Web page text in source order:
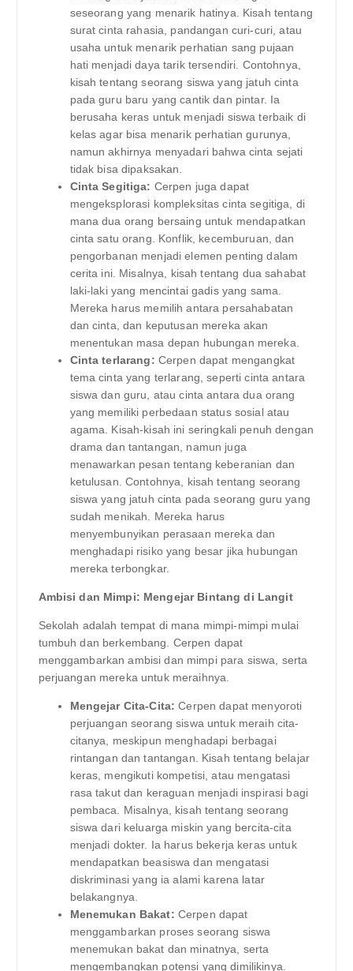
seseorang yang menarik hatinya. Kisah tentang
surat cinta rahasia, pandangan curi-curi, atau
usaha untuk menarik perhatian sang pujaan
hati menjadi daya tarik tersendiri. Contohnya,
kisah tentang seorang siswa yang jatuh cinta
pada guru baru yang cantik dan pintar. Ia
berusaha keras untuk menjadi siswa terbaik di
kelas agar bisa menarik perhatian gurunya,
namun akhirnya menyadari bahwa cinta sejati
tidak bisa dipaksakan.
Cinta Segitiga: Cerpen juga dapat
mengeksplorasi kompleksitas cinta segitiga, di
mana dua orang bersaing untuk mendapatkan
cinta satu orang. Konflik, kecemburuan, dan
pengorbanan menjadi elemen penting dalam
cerita ini. Misalnya, kisah tentang dua sahabat
laki-laki yang mencintai gadis yang sama.
Mereka harus memilih antara persahabatan
dan cinta, dan keputusan mereka akan
menentukan masa depan hubungan mereka.
Cinta terlarang: Cerpen dapat mengangkat
tema cinta yang terlarang, seperti cinta antara
siswa dan guru, atau cinta antara dua orang
yang memiliki perbedaan status sosial atau
agama. Kisah-kisah ini seringkali penuh dengan
drama dan tantangan, namun juga
menawarkan pesan tentang keberanian dan
ketulusan. Contohnya, kisah tentang seorang
siswa yang jatuh cinta pada seorang guru yang
sudah menikah. Mereka harus
menyembunyikan perasaan mereka dan
menghadapi risiko yang besar jika hubungan
mereka terbongkar.
Ambisi dan Mimpi: Mengejar Bintang di Langit
Sekolah adalah tempat di mana mimpi-mimpi mulai
tumbuh dan berkembang. Cerpen dapat
menggambarkan ambisi dan mimpi para siswa, serta
perjuangan mereka untuk meraihnya.
Mengejar Cita-Cita: Cerpen dapat menyoroti
perjuangan seorang siswa untuk meraih cita-
citanya, meskipun menghadapi berbagai
rintangan dan tantangan. Kisah tentang belajar
keras, mengikuti kompetisi, atau mengatasi
rasa takut dan keraguan menjadi inspirasi bagi
pembaca. Misalnya, kisah tentang seorang
siswa dari keluarga miskin yang bercita-cita
menjadi dokter. Ia harus bekerja keras untuk
mendapatkan beasiswa dan mengatasi
diskriminasi yang ia alami karena latar
belakangnya.
Menemukan Bakat: Cerpen dapat
menggambarkan proses seorang siswa
menemukan bakat dan minatnya, serta
mengembangkan potensi yang dimilikinya.